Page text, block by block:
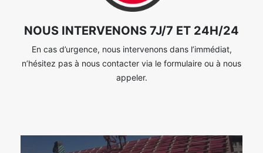
NOUS INTERVENONS 7J/7 ET 24H/24
En cas d’urgence, nous intervenons dans l’immédiat,
n’hésitez pas à nous contacter via le formulaire ou à nous
appeler.